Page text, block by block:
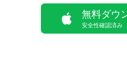
無料ダウ
安全性確認済み